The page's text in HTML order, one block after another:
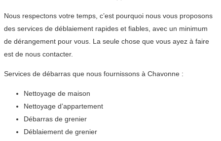
Nous respectons votre temps, c’est pourquoi nous vous proposons
des services de déblaiement rapides et fiables, avec un minimum
de dérangement pour vous. La seule chose que vous ayez à faire
est de nous contacter.
Services de débarras que nous fournissons à Chavonne :
Nettoyage de maison
Nettoyage d’appartement
Débarras de grenier
Déblaiement de grenier